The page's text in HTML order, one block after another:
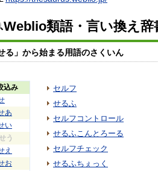
Weblio類語・言い換え
る」から始まる用語のさくいん
込み
あ
い
う
え
お
セルフ
せるふ
セルフコントロール
せるふこんとろーる
セルフチェック
せるふちぇっく